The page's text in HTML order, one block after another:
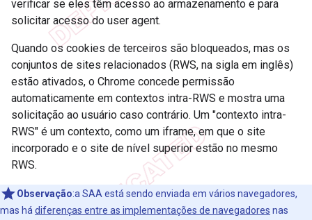
verificar se eles têm acesso ao armazenamento e para
solicitar acesso do user agent.
Quando os cookies de terceiros são bloqueados, mas os
conjuntos de sites relacionados (RWS, na sigla em inglês)
estão ativados, o Chrome concede permissão
automaticamente em contextos intra-RWS e mostra uma
solicitação ao usuário caso contrário. Um "contexto intra-
RWS" é um contexto, como um iframe, em que o site
incorporado e o site de nível superior estão no mesmo
RWS.
Observação:a SAA está sendo enviada em vários navegadores,
mas há diferenças entre as implementações de navegadores nas